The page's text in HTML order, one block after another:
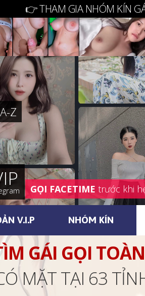
👉 THAM GIA NHÓM KÍN
Z
GỌI FACETIME trước khi
V.I.P NHÓM KÍN
GÁI GỌI
MẶT TẠI 63